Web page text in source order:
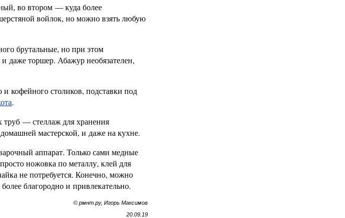
во втором — куда более
войлок, но можно взять любую
брутальные, но при этом
даже торшер. Абажур необязателен,
кофейного столиков, подставки под
.
труб — стеллаж для хранения
мастерской, и даже на кухне.
аппарат. Только сами медные
ножовка по металлу, клей для
не потребуется. Конечно, можно
благородно и привлекательно.
© рмнт.ру, Игорь Максимов
20.09.19